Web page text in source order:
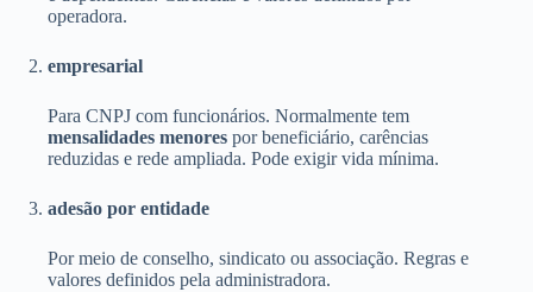
operadora.
empresarial
Para CNPJ com funcionários. Normalmente tem
mensalidades menores por beneficiário, carências
reduzidas e rede ampliada. Pode exigir vida mínima.
adesão por entidade
Por meio de conselho, sindicato ou associação. Regras e
valores definidos pela administradora.